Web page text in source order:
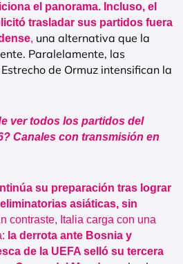
el panorama. Incluso, el
trasladar sus partidos fuera
, una alternativa que la
Paralelamente, las
de Ormuz intensifican la
ver todos los partidos del
Canales con transmisión en
su preparación tras lograr
asiáticas, sin
contraste, Italia carga con una
la derrota ante Bosnia y
de la UEFA selló su tercera